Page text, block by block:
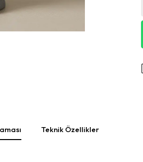
Teknik Özellikler